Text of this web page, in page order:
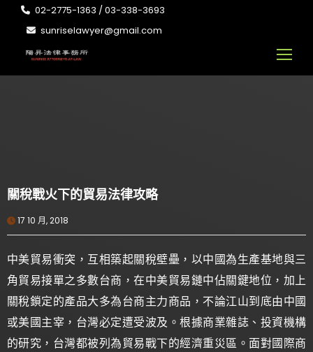
02-2775-1363 / 03-338-3693
sunriselawyer@gmail.com
關稅戰火下的貿易法律攻略
17 10 月, 2018
中美貿易衝突，互相築起關稅壁壘，以中國為生產基地與三
角貿易接單之多數台商，在中美貿易鏈中佔關鍵地位，加上
關稅鎖定的產品大多為台商主力商品，不論江山到底由中國
或美國主宰，台灣必定遭受波及。根據商業雜誌、投資機構
的研究，台灣都被列為貿易戰下的經濟重災區。面對國際商